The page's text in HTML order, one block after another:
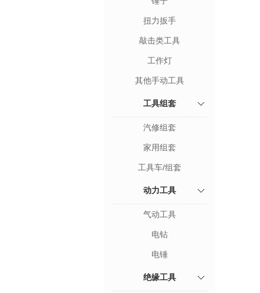
扭力扳手
敲击类工具
工作灯
其他手动工具
工具组套
汽修组套
家用组套
工具车/组套
动力工具
气动工具
电钻
电锤
绝缘工具